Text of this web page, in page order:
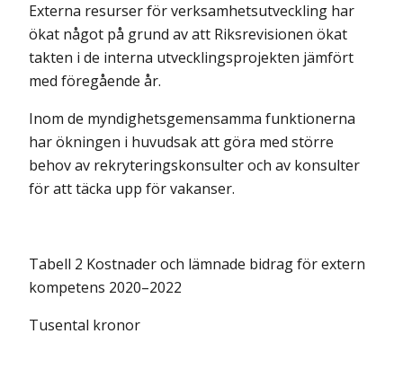
Externa resurser för verksamhetsutveckling har
ökat något på grund av att Riksrevisionen ökat
takten i de interna utvecklingsprojekten jämfört
med före­gående år.
Inom de myndighetsgemensamma funktionerna
har ökningen i huvudsak att göra med större
behov av rekryteringskonsulter och av konsulter
för att täcka upp för vakanser.
Tabell 2 Kostnader och lämnade bidrag för extern
kompetens 2020–2022
Tusental kronor